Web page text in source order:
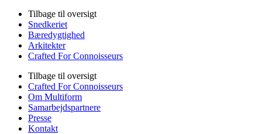
Tilbage til oversigt
Snedkeriet
Bæredygtighed
Arkitekter
Crafted For Connoisseurs
Tilbage til oversigt
Crafted For Connoisseurs
Om Multiform
Samarbejdspartnere
Presse
Kontakt